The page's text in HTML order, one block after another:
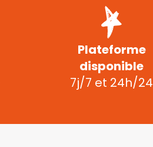
Plateforme
disponible
7j/7 et 24h/24